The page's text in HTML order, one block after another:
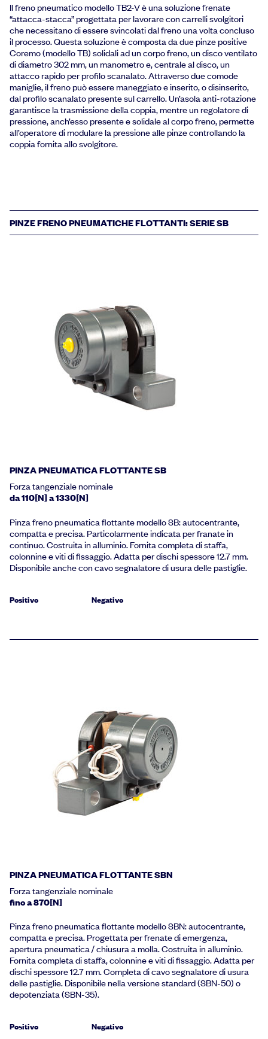
Il freno pneumatico modello TB2-V è una soluzione frenate
“attacca-stacca” progettata per lavorare con carrelli svolgitori
che necessitano di essere svincolati dal freno una volta concluso
il processo. Questa soluzione è composta da due pinze positive
Coremo (modello TB) solidali ad un corpo freno, un disco ventilato
di diametro 302 mm, un manometro e, centrale al disco, un
attacco rapido per profilo scanalato. Attraverso due comode
maniglie, il freno può essere maneggiato e inserito, o disinserito,
dal profilo scanalato presente sul carrello. Un’asola anti-rotazione
garantisce la trasmissione della coppia, mentre un regolatore di
pressione, anch’esso presente e solidale al corpo freno, permette
all’operatore di modulare la pressione alle pinze controllando la
coppia fornita allo svolgitore.
PINZE FRENO PNEUMATICHE FLOTTANTI: SERIE SB
PINZA PNEUMATICA FLOTTANTE SB
Forza tangenziale nominale
da 110[N] a 1330[N]
Pinza freno pneumatica flottante modello SB: autocentrante,
compatta e precisa. Particolarmente indicata per franate in
continuo. Costruita in alluminio. Fornita completa di staffa,
colonnine e viti di fissaggio. Adatta per dischi spessore 12.7 mm.
Disponibile anche con cavo segnalatore di usura delle pastiglie.
Positivo Negativo
PINZA PNEUMATICA FLOTTANTE SBN
Forza tangenziale nominale
fino a 870[N]
Pinza freno pneumatica flottante modello SBN: autocentrante,
compatta e precisa. Progettata per frenate di emergenza,
apertura pneumatica / chiusura a molla. Costruita in alluminio.
Fornita completa di staffa, colonnine e viti di fissaggio. Adatta per
dischi spessore 12.7 mm. Completa di cavo segnalatore di usura
delle pastiglie. Disponibile nella versione standard (SBN-50) o
depotenziata (SBN-35).
Positivo Negativo